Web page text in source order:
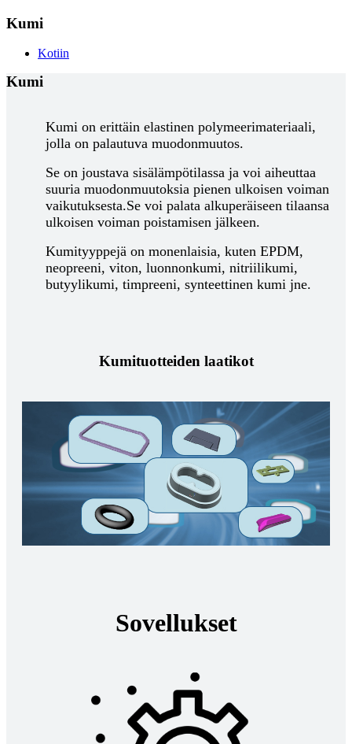
Kumi
Kotiin
Kumi
Kumi on erittäin elastinen polymeerimateriaali,
jolla on palautuva muodonmuutos.
Se on joustava sisälämpötilassa ja voi aiheuttaa
suuria muodonmuutoksia pienen ulkoisen voiman
vaikutuksesta.Se voi palata alkuperäiseen tilaansa
ulkoisen voiman poistamisen jälkeen.
Kumityyppejä on monenlaisia, kuten EPDM,
neopreeni, viton, luonnonkumi, nitriilikumi,
butyylikumi, timpreeni, synteettinen kumi jne.
Kumituotteiden laatikot
Sovellukset